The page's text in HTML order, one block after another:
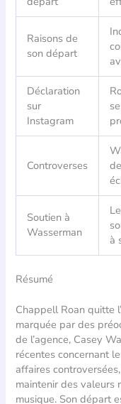
Raisons de
son départ
Déclaration
sur
Instagram
Controverses
Soutien à
Wasserman
à
Résumé
Chappell Roan quitte
marquée par des
de l’agence, Casey
récentes concernant
affaires
maintenir des valeurs
musique. Son départ